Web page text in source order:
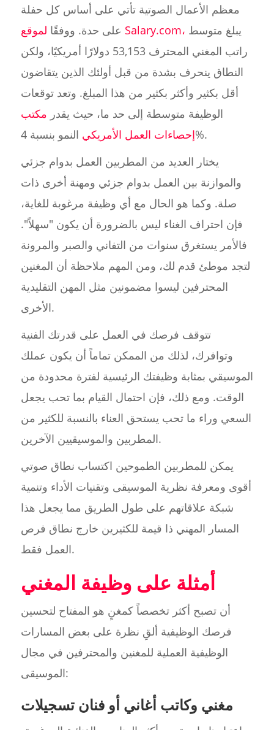
معظم الأعمال الصوتية تأتي على أساس كل حفلة
على حدة. ووفقًا لموقع Salary.com،
راتب المغني المحترف 53,153 دولارًا أمريكيًا، ولكن
النطاق ينحرف بشدة من قبل أولئك الذين يتقاضون
أقل بكثير وأكثر بكثير من هذا المبلغ. وتعد توقعات
الوظيفة متوسطة إلى حد ما، حيث يقدر مكتب
إحصاءات العمل الأمريكيالنمو بنسبة 4%.
يختار العديد من المطربين العمل بدوام جزئي
والموازنة بين العمل بدوام جزئي ومهنة أخرى ذات
صلة. وكما هو الحال مع أي وظيفة مرغوبة للغاية،
فإن احتراف الغناء ليس بالضرورة أن يكون "سهلاً".
فالأمر يستغرق سنوات من التفاني والصبر والمرونة
لتجد موطئ قدم لك، ومن المهم ملاحظة أن المغنين
المحترفين ليسوا مضمونين مثل المهن التقليدية
الأخرى.
تتوقف فرصك في العمل على قدرتك الفنية
وتوافرك، لذلك من الممكن تماماً أن يكون عملك
الموسيقي بمثابة وظيفتك الرئيسية لفترة محدودة من
الوقت. ومع ذلك، فإن احتمال القيام بما تحب يجعل
السعي وراء ما تحب يستحق العناء بالنسبة للكثير من
المطربين والموسيقيين الآخرين.
يمكن للمطربين الطموحين اكتساب نطاق صوتي
أقوى ومعرفة نظرية الموسيقى وتقنيات الأداء وتنمية
شبكة علاقاتهم على طول الطريق مما يجعل هذا
المسار المهني ذا قيمة للكثيرين خارج نطاق فرص
العمل فقط.
أمثلة على وظيفة المغني
أن تصبح أكثر تخصصاً كمغنٍ هو المفتاح لتحسين
فرصك الوظيفية ألقِ نظرة على بعض المسارات
الوظيفية العملية للمغنين والمحترفين في مجال
الموسيقى:
مغني وكاتب أغاني أو فنان تسجيلات